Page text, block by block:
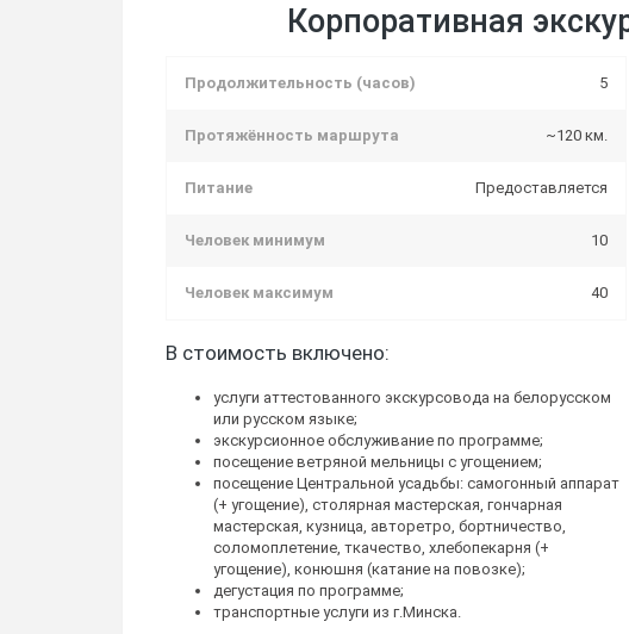
Корпоративная
Продолжительность (часов) 5
Протяжённость маршрута ~120 км.
Питание Предоставляется
Человек минимум 10
Человек максимум 40
В стоимость включено:
услуги аттестованного экскурсовода на белорусском
или русском языке;
экскурсионное обслуживание по программе;
посещение ветряной мельницы с угощением;
посещение Центральной усадьбы: самогонный аппарат
(+ угощение), столярная мастерская, гончарная
мастерская, кузница, авторетро, бортничество,
соломоплетение, ткачество, хлебопекарня (+
угощение), конюшня (катание на повозке);
дегустация по программе;
транспортные услуги из г.Минска.